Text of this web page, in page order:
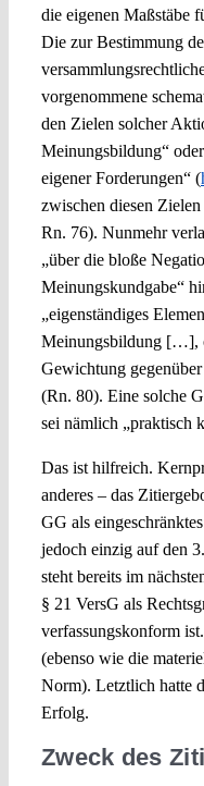
die eigenen Maßstäbe
Die zur Bestimmung
vorgenommene
den Zielen solcher
Meinungsbildung“
eigener Forderungen“ (
zwischen diesen
Rn. 76). Nunmehr
„über die bloße
Meinungskundgabe“
„eigenständiges
Meinungsbildung […],
Gewichtung
(Rn. 80). Eine solche
sei nämlich „praktisch
Das ist hilfreich.
anderes – das
GG als
jedoch einzig auf den
steht bereits im
§ 21 VersG als
verfassungskonform
(ebenso wie die
Norm). Letztlich hatte
Erfolg.
Zweck des